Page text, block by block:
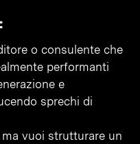
o consulente che
performanti
e
sprechi di
vuoi strutturare un